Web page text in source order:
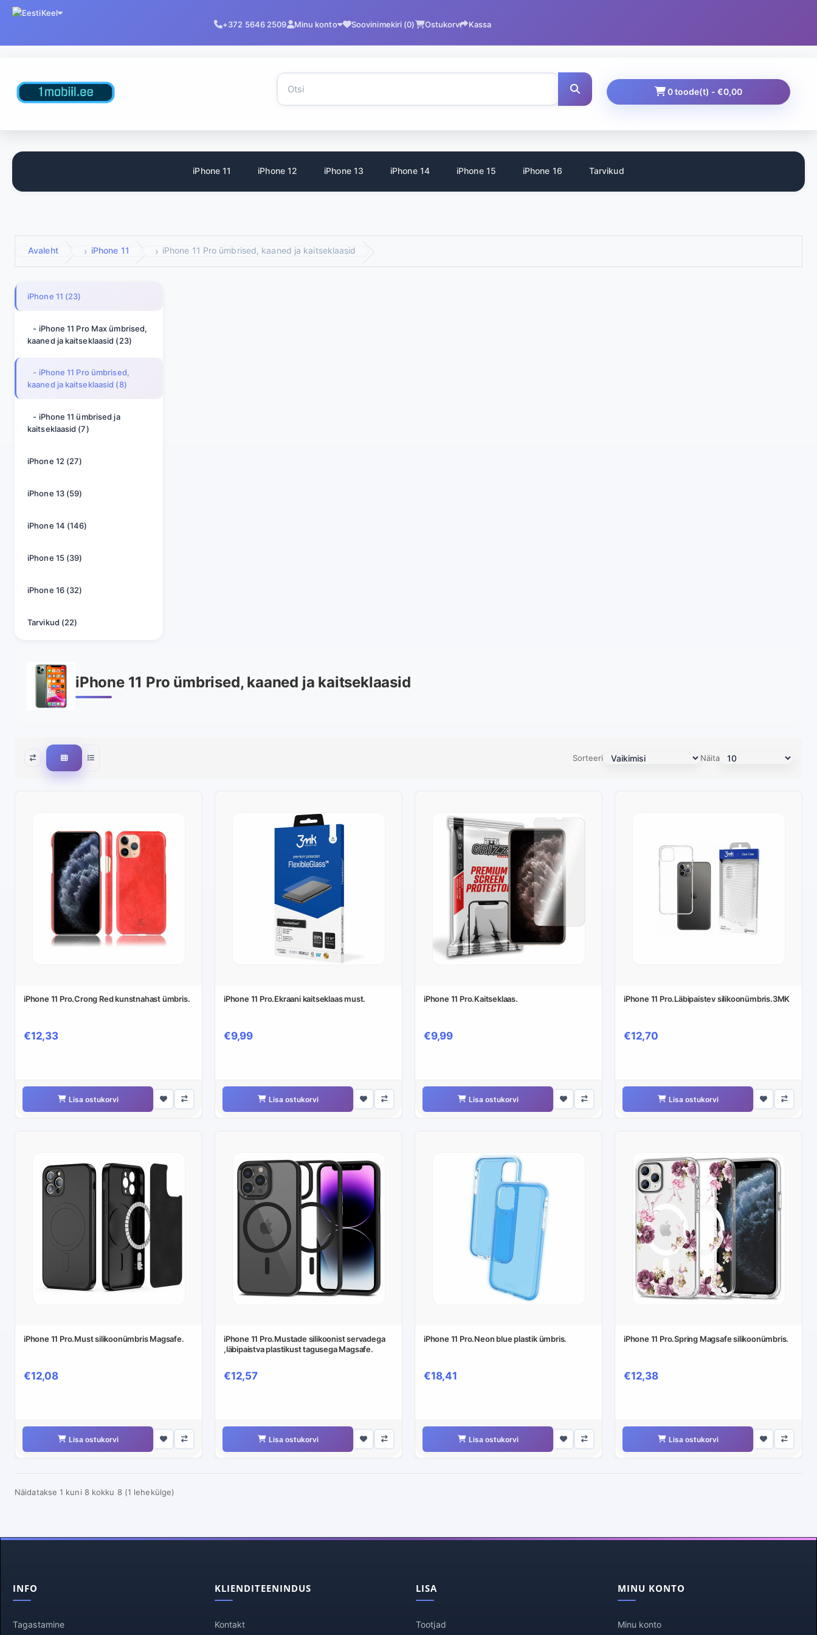
Keel
+372 5646 2509
Minu konto Soovinimekiri (0) Ostukorv Kassa
0 toode(t) - €0,00
iPhone 11 iPhone 12 iPhone 13 iPhone 14 iPhone 15 iPhone 16 Tarvikud
Avaleht iPhone 11 iPhone 11 Pro ümbrised, kaaned ja kaitseklaasid
iPhone 11 (23)
- iPhone 11 Pro Max ümbrised,
kaaned ja kaitseklaasid (23)
- iPhone 11 Pro ümbrised,
kaaned ja kaitseklaasid (8)
- iPhone 11 ümbrised ja
kaitseklaasid (7)
iPhone 12 (27)
iPhone 13 (59)
iPhone 14 (146)
iPhone 15 (39)
iPhone 16 (32)
Tarvikud (22)
iPhone 11 Pro ümbrised, kaaned ja kaitseklaasid
Sorteeri Näita
iPhone 11 Pro.Crong Red kunstnahast ümbris.
€12,33
Lisa ostukorvi
iPhone 11 Pro.Ekraani kaitseklaas must.
€9,99
Lisa ostukorvi
iPhone 11 Pro.Kaitseklaas.
€9,99
Lisa ostukorvi
iPhone 11 Pro.Läbipaistev silikoonümbris.3MK
€12,70
Lisa ostukorvi
iPhone 11 Pro.Must silikoonümbris Magsafe.
€12,08
Lisa ostukorvi
iPhone 11 Pro.Mustade silikoonist servadega
,läbipaistva plastikust tagusega Magsafe.
€12,57
Lisa ostukorvi
iPhone 11 Pro.Neon blue plastik ümbris.
€18,41
Lisa ostukorvi
iPhone 11 Pro.Spring Magsafe silikoonümbris.
€12,38
Lisa ostukorvi
Näidatakse 1 kuni 8 kokku 8 (1 lehekülge)
INFO
Tagastamine
KLIENDITEENINDUS
Kontakt
LISA
Tootjad
MINU KONTO
Minu konto